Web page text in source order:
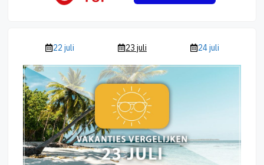
22 juli 23 juli 24 juli